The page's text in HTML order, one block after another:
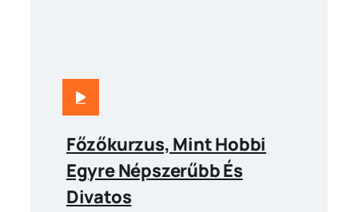
Főzőkurzus, Mint Hobbi
Egyre Népszerűbb És
Divatos